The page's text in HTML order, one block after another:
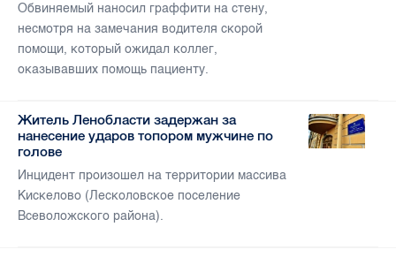
Обвиняемый наносил граффити на стену,
несмотря на замечания водителя скорой
помощи, который ожидал коллег,
оказывавших помощь пациенту.
Житель Ленобласти задержан за
нанесение ударов топором мужчине по
голове
Инцидент произошел на территории массива
Кискелово (Лесколовское поселение
Всеволожского района).